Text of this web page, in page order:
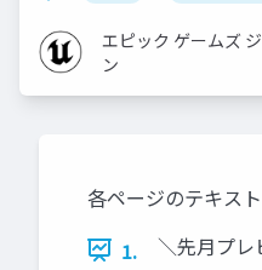
エピック ゲームズ
ン
各ページのテキスト
1.
＼先月プレ